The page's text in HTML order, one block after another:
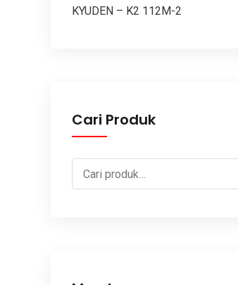
KYUDEN – K2 112M-2
Cari Produk
Pencarian
untuk: